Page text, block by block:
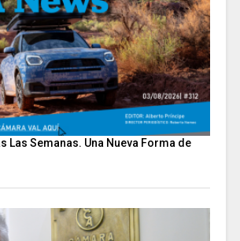
Las Semanas. Una Nueva Forma de